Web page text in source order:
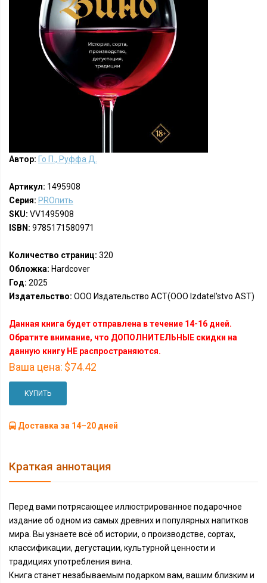
Автор: Го П., Руффа Д.
Артикул: 1495908
Серия: PROпить
SKU: VV1495908
ISBN: 9785171580971
Количество страниц: 320
Обложка: Hardcover
Год: 2025
Издательство: ООО Издательство АСТ(OOO Izdatel'stvo AST)
Данная книга будет отправлена в течение 14-16 дней.
Обратите внимание, что ДОПОЛНИТЕЛЬНЫЕ скидки на
данную книгу НЕ распространяются.
Ваша цена: $74.42
КУПИТЬ
Доставка за 14–20 дней
Краткая аннотация
Перед вами потрясающее иллюстрированное подарочное
издание об одном из самых древних и популярных напитков
мира. Вы узнаете всё об истории, о производстве, сортах,
классификации, дегустации, культурной ценности и
традициях употребления вина.
Книга станет незабываемым подарком вам, вашим близким и